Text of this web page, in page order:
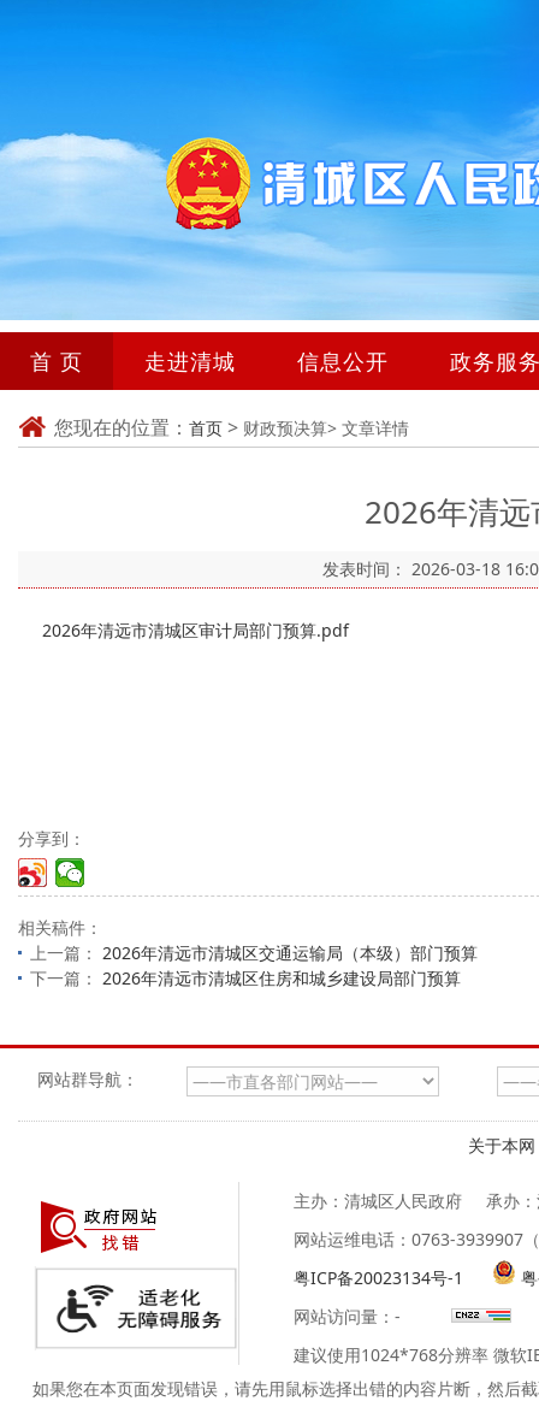
首 页 走进清城 信息公开 政务服
您现在的位置： 首页 > 财政预决算> 文章详情
2026年清
发表时间： 2026-03-18
2026年清远市清城区审计局部门预算.pdf
分享到：
相关稿件：
上一篇： 2026年清远市清城区交通运输局（本级）部门预算
下一篇： 2026年清远市清城区住房和城乡建设局部门预算
网站群导航：
关于本网
主办：清城区人民政府
承办
网站运维电话：0763-3939907
粤ICP备20023134号-1
网站访问量： -
建议使用1024*768分辨率 微软
如果您在本页面发现错误，请先用鼠标选择出错的内容片断，然后